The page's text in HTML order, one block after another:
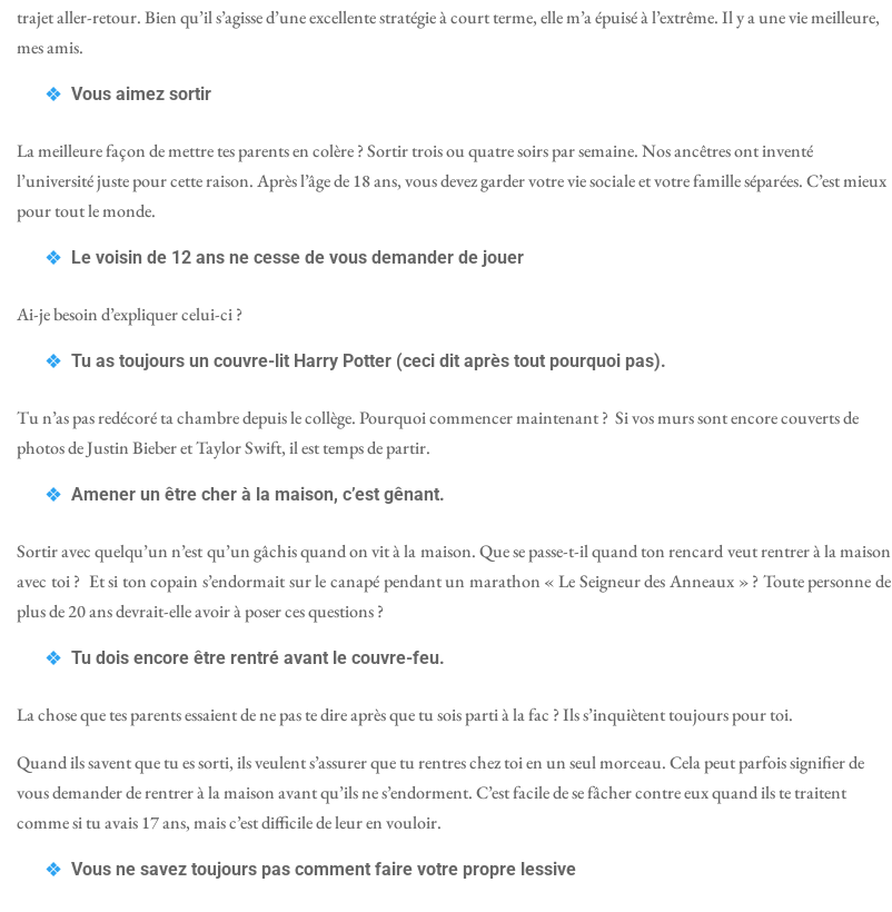
trajet aller-retour. Bien qu’il s’agisse d’une excellente stratégie à court terme, elle m’a épuisé à l’extrême. Il y a une vie meilleure,
mes amis.
Vous aimez sortir
La meilleure façon de mettre tes parents en colère ? Sortir trois ou quatre soirs par semaine. Nos ancêtres ont inventé
l’université juste pour cette raison. Après l’âge de 18 ans, vous devez garder votre vie sociale et votre famille séparées. C’est mieux
pour tout le monde.
Le voisin de 12 ans ne cesse de vous demander de jouer
Ai-je besoin d’expliquer celui-ci ?
Tu as toujours un couvre-lit Harry Potter (ceci dit après tout pourquoi pas).
Tu n’as pas redécoré ta chambre depuis le collège. Pourquoi commencer maintenant ? Si vos murs sont encore couverts de
photos de Justin Bieber et Taylor Swift, il est temps de partir.
Amener un être cher à la maison, c’est gênant.
Sortir avec quelqu’un n’est qu’un gâchis quand on vit à la maison. Que se passe-t-il quand ton rencard veut rentrer à la maison
avec toi ? Et si ton copain s’endormait sur le canapé pendant un marathon « Le Seigneur des Anneaux » ? Toute personne de
plus de 20 ans devrait-elle avoir à poser ces questions ?
Tu dois encore être rentré avant le couvre-feu.
La chose que tes parents essaient de ne pas te dire après que tu sois parti à la fac ? Ils s’inquiètent toujours pour toi.
Quand ils savent que tu es sorti, ils veulent s’assurer que tu rentres chez toi en un seul morceau. Cela peut parfois signifier de
vous demander de rentrer à la maison avant qu’ils ne s’endorment. C’est facile de se fâcher contre eux quand ils te traitent
comme si tu avais 17 ans, mais c’est difficile de leur en vouloir.
Vous ne savez toujours pas comment faire votre propre lessive